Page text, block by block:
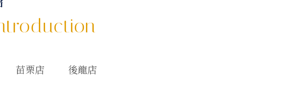
苗栗店 後龍店